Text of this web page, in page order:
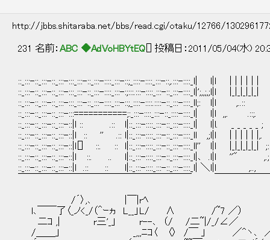
http://jbbs.shitaraba.net/bbs/read.cgi/otaku/12766/
231 名前： ABC ◆AdVoHBYtEQ [] 投稿日：2011/05/04(水)
::_:::-::_:::-::_:::-:::_:::-::_:::-::::_:::-::;_::::-::::_:::-::,.:::-::::_l| l|l | | |
::_:::-::_:::-::_:::-:::_:::-::_:::-::::_:::-:;:::.:::-::::_:::-::_:::-::::_l|';,,;,;l|l
::_:::-::_:::-::_:::-:::_:::-::_:::-::::_:::-::;_::::-::::.::::-::_:::-::::_ll;:
::_:::-::_:::-::_:::-:::===========;:_:::-::::_:::-::_::::-::::_l| l|l ,,. .::;.
::_:::-::_:::-::_:::-::|l :: .:: l|::_:::-::::_:::-::_:::-::::_l| l|l. _ _ _ _ _ ;
::_:::-::_:::-::_:::-::|ｌ :: '' .:: l|::_:::-::::_:::-::_:::-::::_ll ,;l|l | | | | |
::_:::-::_:::-::_:::-::|ｌ[] ::. :: l|::_:::-::::_:::-::_:::-::::_ll'' l|l |_|_|_|_|_|
::_:::-::_:::-::_:::-::|ｌ ::. .. l|::_:::-::::_:::-::_:::-::::_l|､ .l|l ''"
::_:::-::_:::-::_:::-::|l .:: :: l|::_:::-::::_:::-::_:::-::::_l| ＼l|l
/´〉,､ |￣|rﾍ
l､￣￣了〈_ノ<_/（＾ｰヵ L__」L/ ∧ /~7 ／）
二ｺ ,| r三'_」 r--､ （/ /二~|/_/∠／
/＿＿」 _,,,ﾆｺ〈 〈〉 /￣ 」 ／^ヽ､ ／